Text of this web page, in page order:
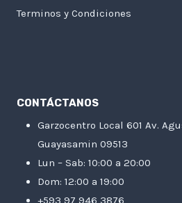
Terminos y Condiciones
CONTÁCTANOS
Garzocentro Local 601 Av.
Guayasamin 09513
Lun – Sab: 10:00 a 20:00
Dom: 12:00 a 19:00
+593 97 946 3876